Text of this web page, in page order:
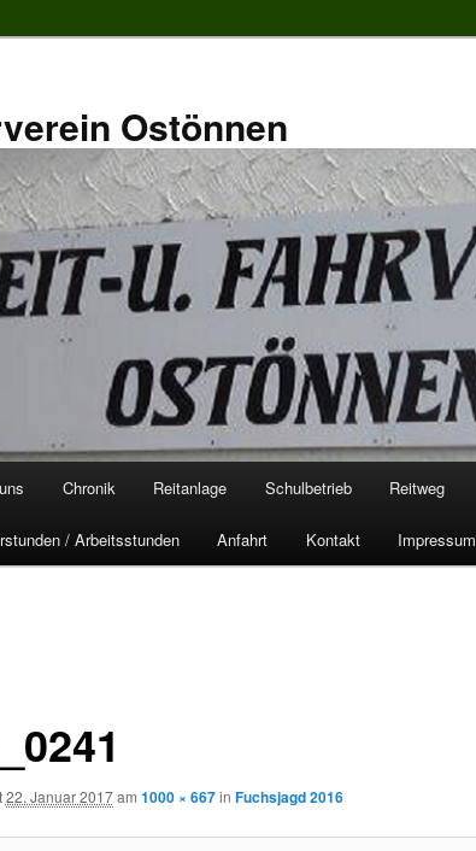
Ostönnen
Chronik Reitanlage Schulbetrieb Reitweg
/ Arbeitsstunden Anfahrt Kontakt Impressum
22. Januar 2017am 1000 × 667in Fuchsjagd 2016